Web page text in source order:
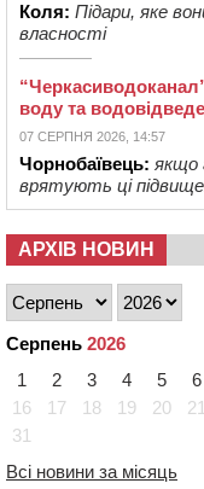
Коля: Підари, яке
власності
воду та
07 СЕРПНЯ 2026, 14:57
Чорнобаївець: якщо
врятують ці
АРХІВ НОВИН
Серпень 2026
1
2 3 4 5 6
16
17 18 19 20 21
31
Всі новини за місяць